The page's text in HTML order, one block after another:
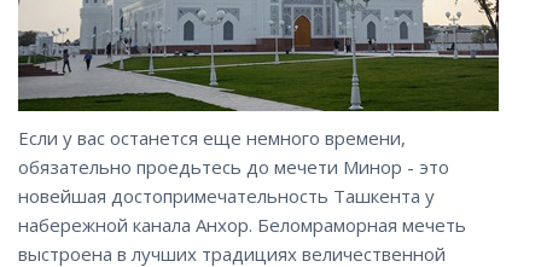
Если у вас останется еще немного времени,
обязательно проедьтесь до мечети Минор - это
новейшая достопримечательность Ташкента у
набережной канала Анхор. Беломраморная мечеть
выстроена в лучших традициях величественной